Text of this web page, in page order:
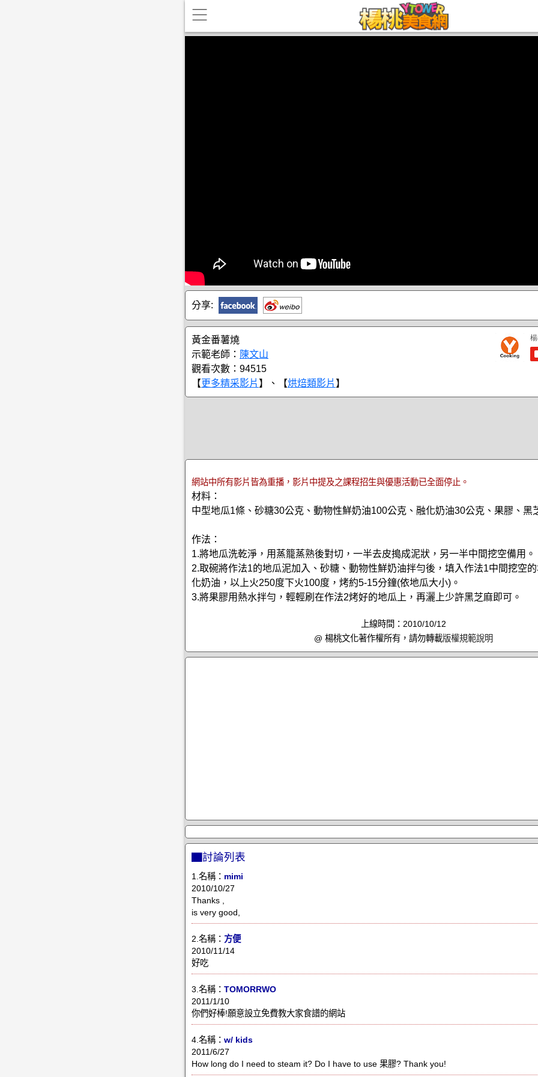
分享:
黃金番薯燒
示範老師： 陳文山
觀看次數：94515
【更多精采影片 】、【烘焙類影片 】
網站中所有影片皆為重播，影片中提及之課程招生與優惠活動已全面停止。
材料：
中型地瓜1條、砂糖30公克、動物性鮮奶油100公克、融化奶油30公克、果膠、黑
作法：
1.將地瓜洗乾淨，用蒸籠蒸熟後對切，一半去皮搗成泥狀，另一半中間挖空備用。
2.取碗將作法1的地瓜泥加入、砂糖、動物性鮮奶油拌勻後，填入作法1中間挖空
化奶油，以上火250度下火100度，烤約5-15分鐘(依地瓜大小)。
3.將果膠用熱水拌勻，輕輕刷在作法2烤好的地瓜上，再灑上少許黑芝麻即可。
上線時間：2010/10/12
@ 楊桃文化著作權所有，請勿轉載版權規範說明
▇討論列表
1.名稱： mimi
2010/10/27
Thanks ,
is very good,
2.名稱： 方便
2010/11/14
好吃
3.名稱： TOMORRWO
2011/1/10
你們好棒!願意設立免費教大家食譜的網站
4.名稱： w/ kids
2011/6/27
How long do I need to steam it? Do I have to use 果膠? Thank you!